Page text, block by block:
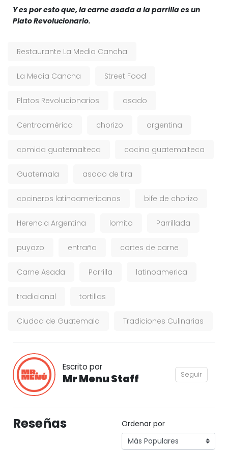
Y es por esto que, la carne asada a la parrilla es un
Plato Revolucionario.
Restaurante La Media Cancha
La Media Cancha Street Food
Platos Revolucionarios asado
Centroamérica chorizo argentina
comida guatemalteca cocina guatemalteca
Guatemala asado de tira
cocineros latinoamericanos bife de chorizo
Herencia Argentina lomito Parrillada
puyazo entraña cortes de carne
Carne Asada Parrilla latinoamerica
tradicional tortillas
Ciudad de Guatemala Tradiciones Culinarias
Escrito por
Mr Menu Staff Seguir
Reseñas Ordenar por